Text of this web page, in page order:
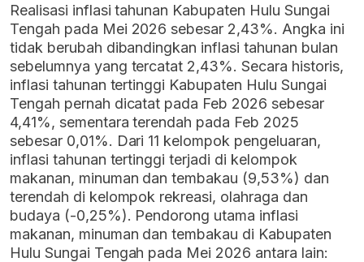
Realisasi inflasi tahunan Kabupaten Hulu Sungai
Tengah pada Mei 2026 sebesar 2,43%. Angka ini
tidak berubah dibandingkan inflasi tahunan bulan
sebelumnya yang tercatat 2,43%. Secara historis,
inflasi tahunan tertinggi Kabupaten Hulu Sungai
Tengah pernah dicatat pada Feb 2026 sebesar
4,41%, sementara terendah pada Feb 2025
sebesar 0,01%. Dari 11 kelompok pengeluaran,
inflasi tahunan tertinggi terjadi di kelompok
makanan, minuman dan tembakau (9,53%) dan
terendah di kelompok rekreasi, olahraga dan
budaya (-0,25%). Pendorong utama inflasi
makanan, minuman dan tembakau di Kabupaten
Hulu Sungai Tengah pada Mei 2026 antara lain: